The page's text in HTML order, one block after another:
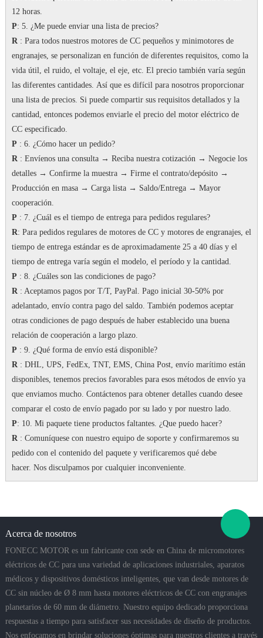
12 horas.
P: 5. ¿Me puede enviar una lista de precios?
R: Para todos nuestros motores de CC pequeños y minimotores de
engranajes, se personalizan en función de diferentes requisitos, como la
vida útil, el ruido, el voltaje, el eje, etc. El precio también varía según
las diferentes cantidades. Así que es difícil para nosotros proporcionar
una lista de precios. Si puede compartir sus requisitos detallados y la
cantidad, entonces podemos enviarle el precio del motor eléctrico de
CC especificado.
P : 6. ¿Cómo hacer un pedido?
R: Envíenos una consulta → Reciba nuestra cotización → Negocie los
detalles → Confirme la muestra → Firme el contrato/depósito →
Producción en masa → Carga lista → Saldo/Entrega → Mayor
cooperación.
P : 7. ¿Cuál es el tiempo de entrega para pedidos regulares?
R: Para pedidos regulares de motores de CC y motores de engranajes, el
tiempo de entrega estándar es de aproximadamente 25 a 40 días y el
tiempo de entrega varía según el modelo, el período y la cantidad.
P : 8. ¿Cuáles son las condiciones de pago?
R: Aceptamos pagos por T/T, PayPal. Pago inicial 30-50% por
adelantado, envío contra pago del saldo. También podemos aceptar
otras condiciones de pago después de haber establecido una buena
relación de cooperación a largo plazo.
P : 9. ¿Qué forma de envío está disponible?
R: DHL, UPS, FedEx, TNT, EMS, China Post, envío marítimo están
disponibles, tenemos precios favorables para esos métodos de envío ya
que enviamos mucho. Contáctenos para obtener detalles cuando desee
comparar el costo de envío pagado por su lado y por nuestro lado.
P: 10. Mi paquete tiene productos faltantes. ¿Que puedo hacer?
R: Comuníquese con nuestro equipo de soporte y confirmaremos su
pedido con el contenido del paquete y verificaremos qué debe
hacer. Nos disculpamos por cualquier inconveniente.
Acerca de nosotros
FONECC MOTOR es un fabricante con sede en China de micromotores
eléctricos de CC para una variedad de aplicaciones industriales, aparatos
médicos y dispositivos domésticos inteligentes, que van desde motores de
CC sin núcleo de Ø 8 mm hasta motores eléctricos de CC con engranajes
planetarios de 60 mm de diámetro. Nuestro equipo dedicado proporciona
respuestas a tiempo para satisfacer sus necesidades de diseño de productos.
Nos enfocamos en brindar soluciones óptimas para nuestros clientes a través